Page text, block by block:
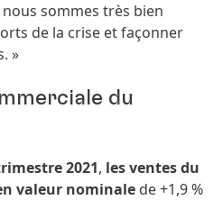
sommes très bien
de la crise et façonner
»
du
2021, les ventesdu
valeur nominale de +1,9 %